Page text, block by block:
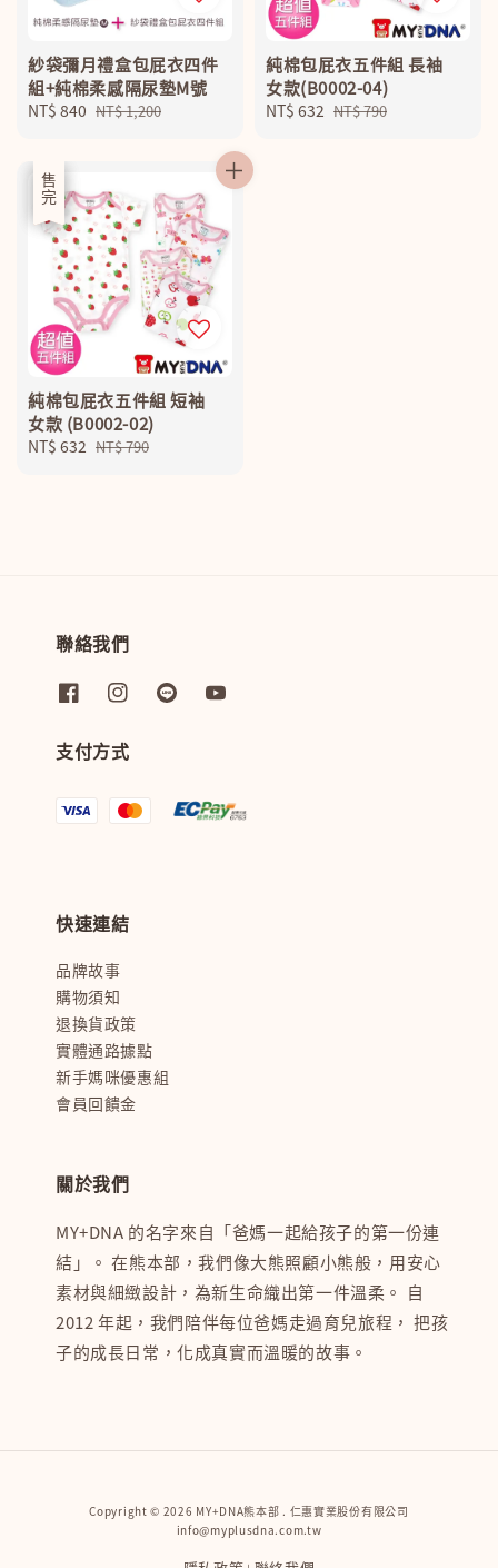
紗袋彌月禮盒包屁衣四件
組+純棉柔感隔尿墊M號
Sale
NT$ 840 Regular
NT$ 1,200
純棉包屁衣五件組 長袖
女款(B0002-04)
Sale
NT$ 632 Regular
NT$ 790
優惠
售完
純棉包屁衣五件組 短袖
女款 (B0002-02)
Sale
NT$ 632 Regular
NT$ 790
聯絡我們
支付方式
快速連結
品牌故事
購物須知
退換貨政策
實體通路據點
新手媽咪優惠組
會員回饋金
關於我們
MY+DNA 的名字來自「爸媽一起給孩子的第一份連
結」。 在熊本部，我們像大熊照顧小熊般，用安心
素材與細緻設計，為新生命織出第一件溫柔。 自
2012 年起，我們陪伴每位爸媽走過育兒旅程， 把孩
子的成長日常，化成真實而溫暖的故事。
Copyright © 2026 MY+DNA熊本部 . 仁惠實業股份有限公司
info@myplusdna.com.tw